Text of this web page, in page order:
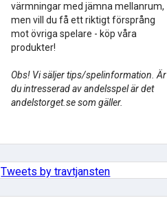
värmningar med jämna mellanrum,
men vill du få ett riktigt försprång
mot övriga spelare - köp våra
produkter!
Obs! Vi säljer tips/spelinformation. Är
du intresserad av andelsspel är det
andelstorget.se som gäller.
Tweets by travtjansten